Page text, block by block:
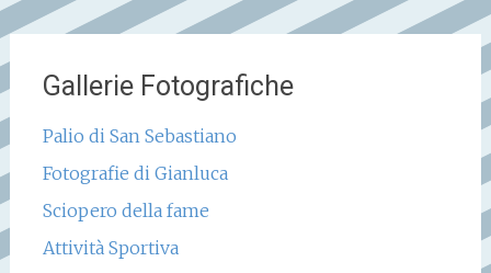
Gallerie Fotografiche
Palio di San Sebastiano
Fotografie di Gianluca
Sciopero della fame
Attività Sportiva